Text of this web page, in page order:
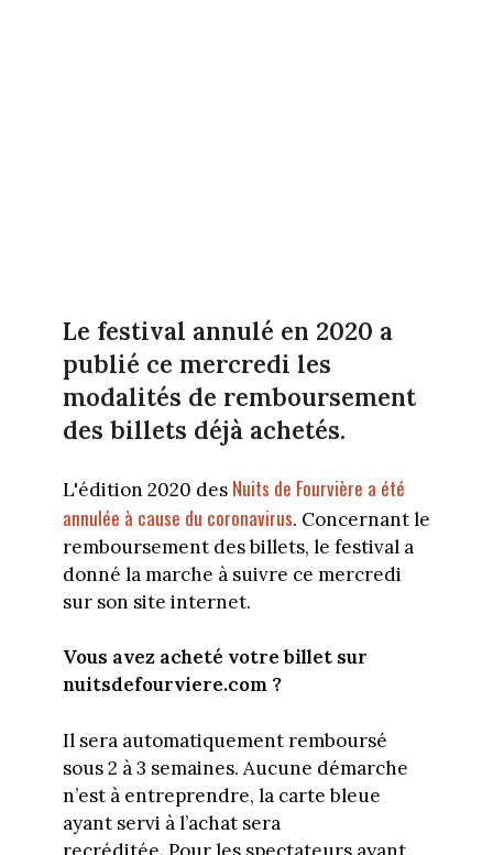
Le festival annulé en 2020 a
publié ce mercredi les
modalités de remboursement
des billets déjà achetés.
L'édition 2020 des Nuits de Fourvière a été
annulée à cause du coronavirus. Concernant le
remboursement des billets, le festival a
donné la marche à suivre ce mercredi
sur son site internet.
Vous avez acheté votre billet sur
nuitsdefourviere.com ?
Il sera automatiquement remboursé
sous 2 à 3 semaines. Aucune démarche
n’est à entreprendre, la carte bleue
ayant servi à l’achat sera